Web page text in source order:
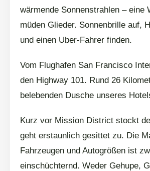
wärmende Sonnenstrahlen – eine
müden Glieder. Sonnenbrille auf,
und einen Uber-Fahrer finden.
Vom Flughafen San Francisco
den Highway 101. Rund 26
belebenden Dusche unseres
Kurz vor Mission District stockt
geht erstaunlich gesittet zu. Die
Fahrzeugen und Autogrößen ist
einschüchternd. Weder Gehupe,